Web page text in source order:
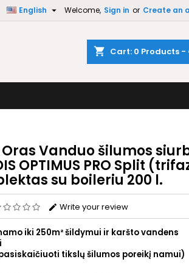
Welcome, Sign in or Create an
English 
shopping_cart Cart: 0 Products -
Oras Vanduo šilumos
OPTIMUS PRO Split
su boileriu 200 l.
Write your review
iki 250m² šildymui ir karšto vandens
tikslų šilumos poreikį namui)